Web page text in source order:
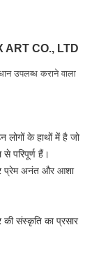
ART CO., LTD
उपलब्ध कराने वाला
लोगों के हाथों में है जो
परिपूर्ण हैं।
प्रेम अनंत और आशा
की संस्कृति का प्रसार